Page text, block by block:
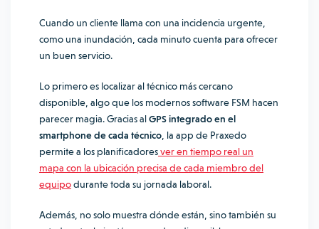
Cuando un cliente llama con una incidencia urgente,
como una inundación, cada minuto cuenta para ofrecer
un buen servicio.
Lo primero es localizar al técnico más cercano
disponible, algo que los modernos software FSM hacen
parecer magia. Gracias alGPS integrado en el
smartphone de cada técnico , la app de Praxedo
permite a los planificadoresver en tiempo real un
mapa con la ubicación precisa de cada miembro del
equipodurante toda su jornada laboral.
Además, no solo muestra dónde están, sino también su